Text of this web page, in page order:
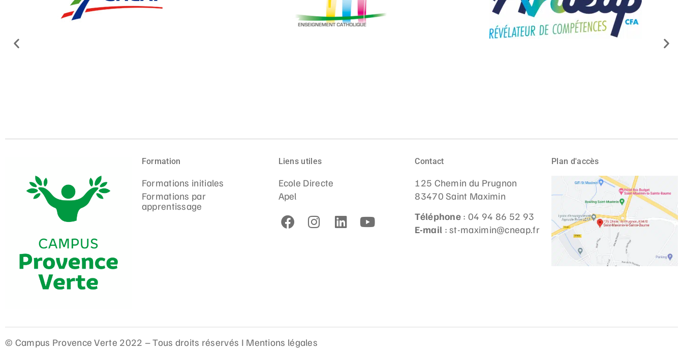
Formation
Formations initiales
Formations par
apprentissage
Liens utiles
Ecole Directe
Apel
Contact
125 Chemin du Prugnon
83470 Saint Maximin
Téléphone : 04 94 86 52 93
E-mail : st-maximin@cneap.fr
Plan d'accès
© Campus Provence Verte 2022 – Tous droits réservés I Mentions légales